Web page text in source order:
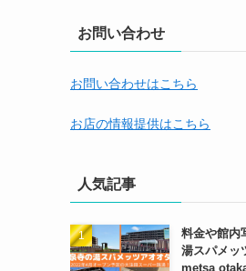
お問い合わせ
お問い合わせはこちら
お店の情報提供はこちら
人気記事
料金や館内
湯スパメッ
metsa